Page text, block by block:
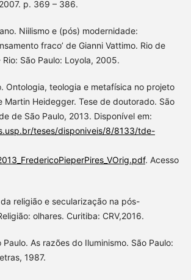
p. 369 – 386.
Niilismo e (pós) modernidade:
fraco’ de Gianni Vattimo. Rio de
São Paulo: Loyola, 2005.
Ontologia, teologia e metafísica no projeto
Martin Heidegger. Tese de doutorado. São
de São Paulo, 2013. Disponível em:
teses/disponiveis/8/8133/tde-
. Acesso
da religião e secularização na pós-
olhares. Curitiba: CRV,2016.
Paulo. As razões do Iluminismo. São Paulo:
1987.